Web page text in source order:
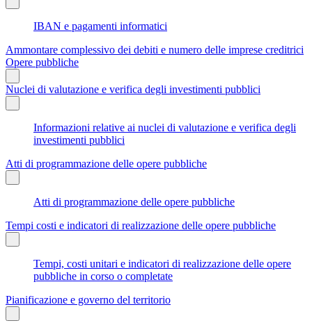
IBAN e pagamenti informatici
Ammontare complessivo dei debiti e numero delle imprese creditrici
Opere pubbliche
Nuclei di valutazione e verifica degli investimenti pubblici
Informazioni relative ai nuclei di valutazione e verifica degli
investimenti pubblici
Atti di programmazione delle opere pubbliche
Atti di programmazione delle opere pubbliche
Tempi costi e indicatori di realizzazione delle opere pubbliche
Tempi, costi unitari e indicatori di realizzazione delle opere
pubbliche in corso o completate
Pianificazione e governo del territorio